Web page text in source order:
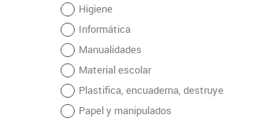
Plastifica, encuaderna, destruye
Papel y manipulados
Higiene
Informática
Manualidades
Material escolar
Plastifica, encuaderna, destruye
Papel y manipulados